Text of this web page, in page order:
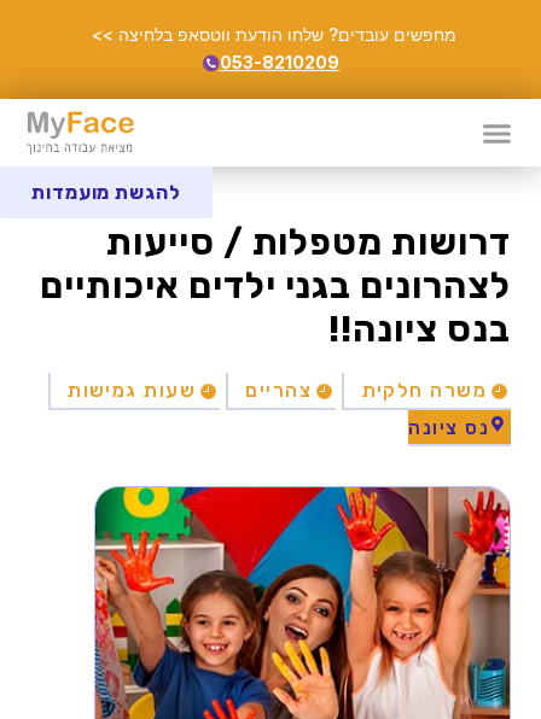
מחפשים עובדים? שלחו הודעת ווטסאפ בלחיצה >>
053-8210209
דרושות מטפלות / סייעות
לצהרונים בגני ילדים איכותיים
בנס ציונה!!
משרה חלקית צהריים
שעות גמישות
נס ציונה
להגשת מועמדות